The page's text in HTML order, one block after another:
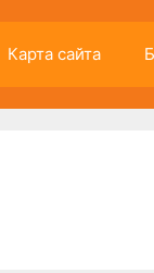
Карта сайта